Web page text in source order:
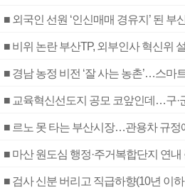
■ 외국인 선원 ‘인신매매 경유지’ 된
■ 비위 논란 부산TP, 외부인사 혁신위
■ 경남 농정 비전 ‘잘 사는 농촌’…스마
■ 교육혁신선도지 공모 코앞인데…구·
■ 르노 못 타는 부산시장…관용차 규정
■ 마산 원도심 행정·주거복합단지 연내